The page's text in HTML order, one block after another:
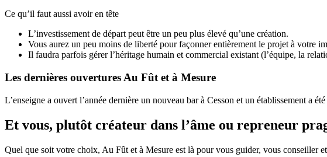
Ce qu’il faut aussi avoir en tête
L’investissement de départ peut être un peu plus élevé qu’une création.
Vous aurez un peu moins de liberté pour façonner entièrement le projet à votre
Il faudra parfois gérer l’héritage humain et commercial existant (l’équipe, la
Les dernières ouvertures Au Fût et à Mesure
L’enseigne a ouvert l’année dernière un nouveau bar à Cesson et un établissement a
Et vous, plutôt créateur dans l’âme ou repreneur
Quel que soit votre choix, Au Fût et à Mesure est là pour vous guider, vous conseiller